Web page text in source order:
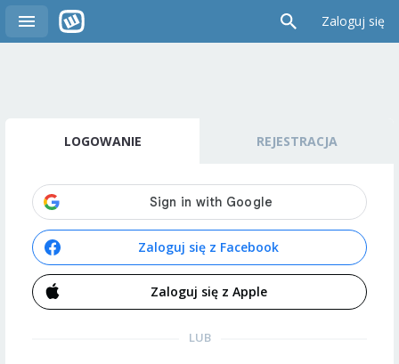
Zaloguj się
LOGOWANIE REJESTRACJA
Zaloguj się z Facebook
Zaloguj się z Apple
LUB